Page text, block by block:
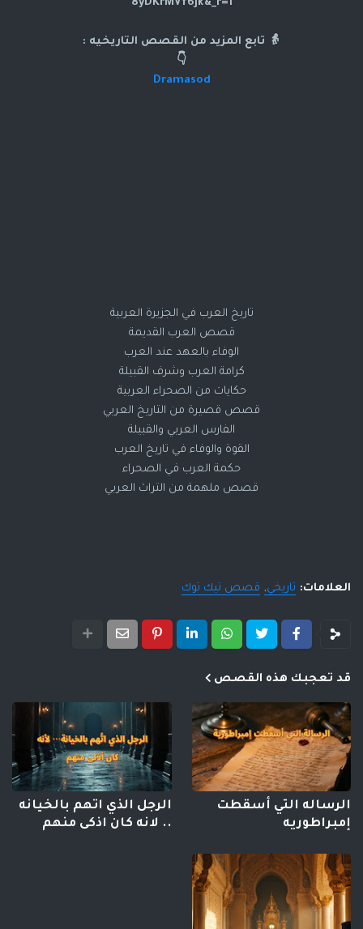
8yDKrMVf6Jk&_r=1
👵 تابع المزيد من القصص التاريخيه :
👇
Dramasod
تاريخ العرب في الجزيرة العربية
قصص العرب القديمة
الوفاء بالعهد عند العرب
كرامة العرب وشرف القبيلة
حكايات من الصحراء العربية
قصص قصيرة من التاريخ العربي
الفارس العربي والقبيلة
القوة والوفاء في تاريخ العرب
حكمة العرب في الصحراء
قصص ملهمة من التراث العربي
العلامات: تاريخي قصص تيك توك
قد تعجبك هذه القصص
الرساله التي أسقطت
إمبراطوريه
الرجل الذي اتهم بالخيانه
.. لانه كان اذكى منهم